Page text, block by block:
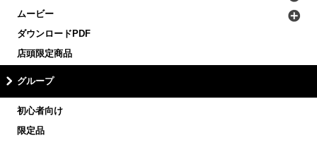
ムービー
ダウンロードPDF
店頭限定商品
グループ
初心者向け
限定品